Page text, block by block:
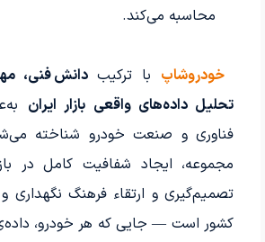
محاسبه می‌کند.
خودروشاپ با ترکیبدانش فنی،
تحلیل داده‌های واقعی بازار ایران
فناوری و صنعت خودرو شناخته
مجموعه، ایجاد شفافیت کامل در
تصمیم‌گیری و ارتقاء فرهنگ نگهداری
کشور است — جایی که هر خودرو،